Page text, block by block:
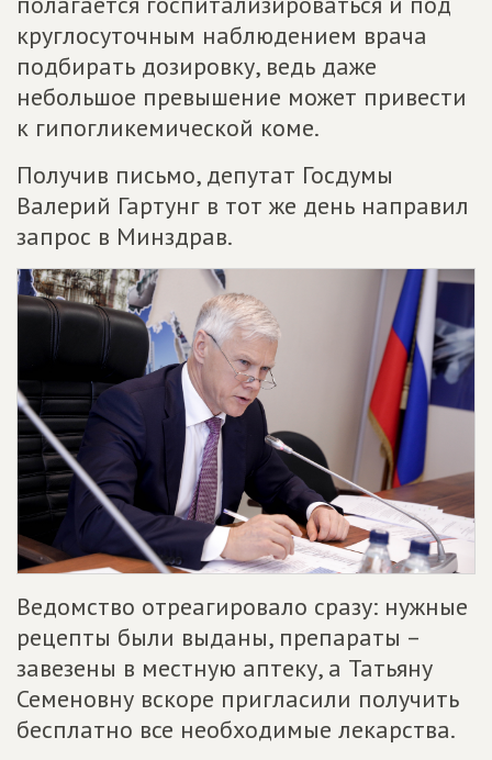
круглосуточным наблюдением врача
подбирать дозировку, ведь даже
небольшое превышение может привести
к гипогликемической коме.
Получив письмо, депутат Госдумы
Валерий Гартунг в тот же день направил
запрос в Минздрав.
Ведомство отреагировало сразу: нужные
рецепты были выданы, препараты –
завезены в местную аптеку, а Татьяну
Семеновну вскоре пригласили получить
бесплатно все необходимые лекарства.